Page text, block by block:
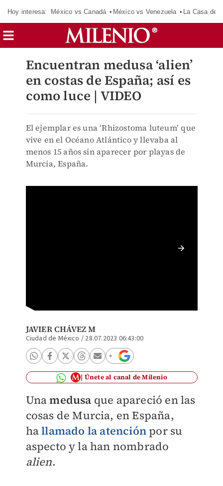
Hoy interesa: México vs Canadá México vs Venezuela La Casa de
Encuentran medusa ‘alien’
en costas de España; así es
como luce | VIDEO
El ejemplar es una ‘Rhizostoma luteum’ que
vive en el Océano Atlántico y llevaba al
menos 15 años sin aparecer por playas de
Murcia, España.
JAVIER CHÁVEZ M
Ciudad de México / 28.07.2023 06:43:00
Únete al canal de Milenio
Unamedusa que apareció en las
cosas de Murcia, en España,
hallamado la atenciónpor su
aspecto y la han nombrado
alien.